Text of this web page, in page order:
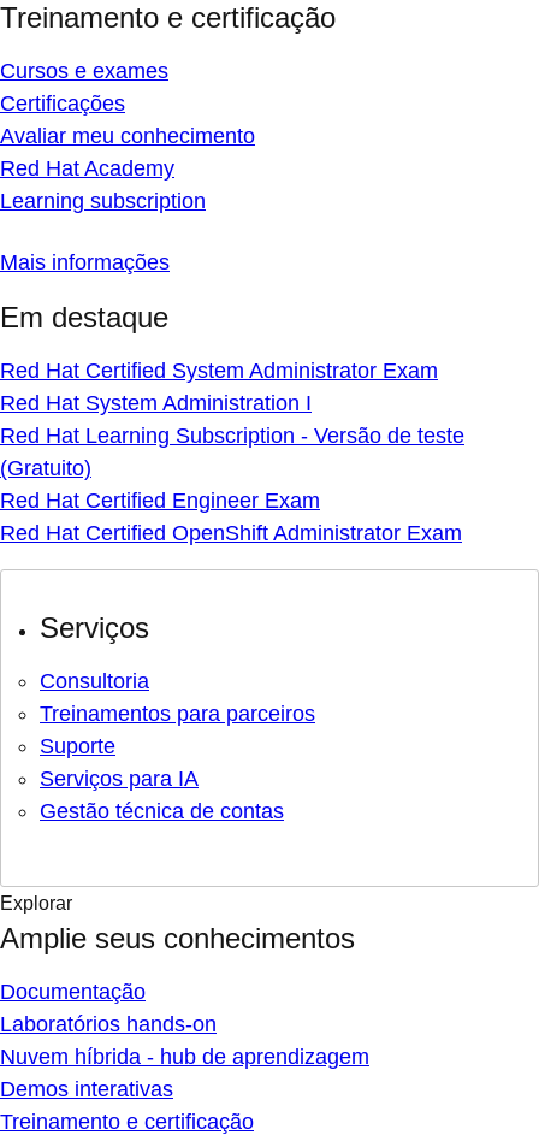
Treinamento e certificação
Cursos e exames
Certificações
Avaliar meu conhecimento
Red Hat Academy
Learning subscription
Mais informações
Em destaque
Red Hat Certified System Administrator Exam
Red Hat System Administration I
Red Hat Learning Subscription - Versão de teste
(Gratuito)
Red Hat Certified Engineer Exam
Red Hat Certified OpenShift Administrator Exam
Serviços
Consultoria
Treinamentos para parceiros
Suporte
Serviços para IA
Gestão técnica de contas
Explorar
Amplie seus conhecimentos
Documentação
Laboratórios hands-on
Nuvem híbrida - hub de aprendizagem
Demos interativas
Treinamento e certificação